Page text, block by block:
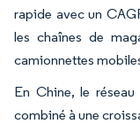
rapide avec un
les chaînes de
camionnettes
En Chine, le
combiné à une